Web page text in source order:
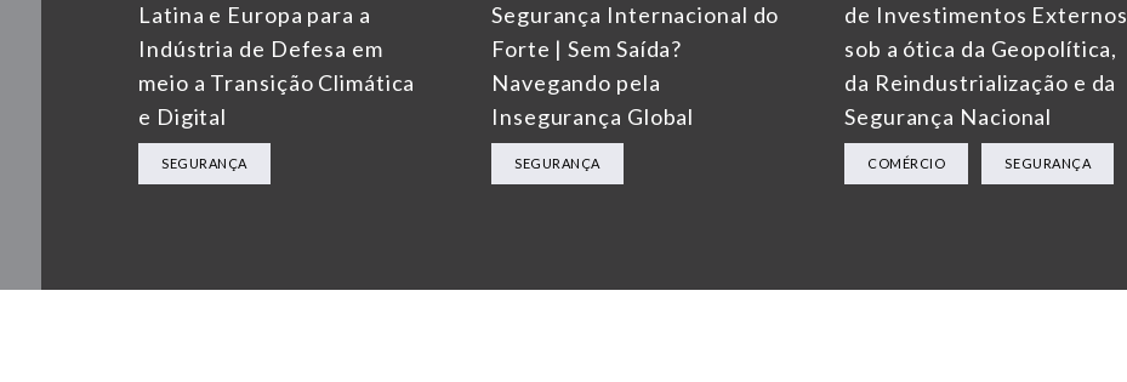
Latina e Europa para a
Indústria de Defesa em
meio a Transição Climática
e Digital
SEGURANÇA
Segurança Internacional do
Forte | Sem Saída?
Navegando pela
Insegurança Global
SEGURANÇA
de Investimentos Externos
sob a ótica da Geopolítica,
da Reindustrialização e da
Segurança Nacional
COMÉRCIO SEGURANÇA